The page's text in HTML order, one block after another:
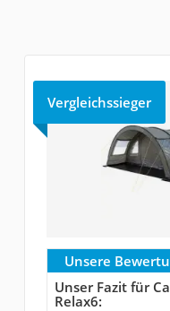
Vergleichssieger
Unsere
Unser Fazit für
Relax6: